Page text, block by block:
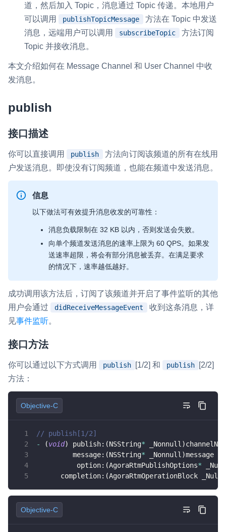
Status Page
集中展示声网主要产品及服务的综合服务质量及可用性信息
内容审核
对实时音频和视频画面进行风险识别，并联动回调和业务处置流
一站式实时互动模块的选型、购买、账号打通
SDK 拓展插件
拓展 SDK 能力，打造更具个性化的音视频互动效果
使用录制、推流、拉流等服务丰富互动体验
云端录制
本地服务端录制
旁路推流
输入在线媒体流
云端转码 RTMP 网关
RTC 服务端 SDK
与 RTC 客户端 SDK 互通，实现收发流
PPT 转码服务
快速高效的文档转换解决方案
水晶球
全周期通话质量检测、回溯和分析方案
控制台
低代码应用平台
低代码集成、灵活定制、超低延时的音视频会议
道，然后加入 Topic，消息通过 Topic 传递。本地用户
可以调用
publishTopicMessage
方法在 Topic 中发送
消息，远端用户可以调用
subscribeTopic
方法订阅
Topic 并接收消息。
本文介绍如何在 Message Channel 和 User Channel 中收
发消息。
publish
接口描述
你可以直接调用 publish
方法向订阅该频道的所有在线用
户发送消息。即使没有订阅频道，也能在频道中发送消息。
信息
以下做法可有效提升消息收发的可靠性：
消息负载限制在 32 KB 以内，否则发送会失败。
向单个频道发送消息的速率上限为 60 QPS。如果发
送速率超限，将会有部分消息被丢弃。在满足要求
的情况下，速率越低越好。
成功调用该方法后，订阅了该频道并开启了事件监听的其他
用户会通过
didReceiveMessageEvent
收到这条消息，详
见事件监听。
接口方法
你可以通过以下方式调用 publish [1/2] 和 publish
[2/2]
方法：
Objective-C
// publish[1/2]
-
(void) publish: (NSString* _Nonnull )
         message
: (NSString* _Nonnull )message
          option
: (AgoraRtmPublishOptions*
      completion
: (AgoraRtmOperationBlock
Objective-C